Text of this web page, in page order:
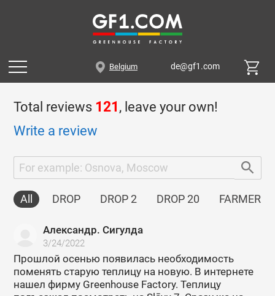
Belgium de@gf1.com
Total reviews 121 , leave your own!
Write a review
All DROP DROP 2 DROP 20 FARMER 4
Александр. Сигулда
3/24/2022
Прошлой осенью появилась необходимость
поменять старую теплицу на новую. В интернете
нашел фирму Greenhouse Factory. Теплицу